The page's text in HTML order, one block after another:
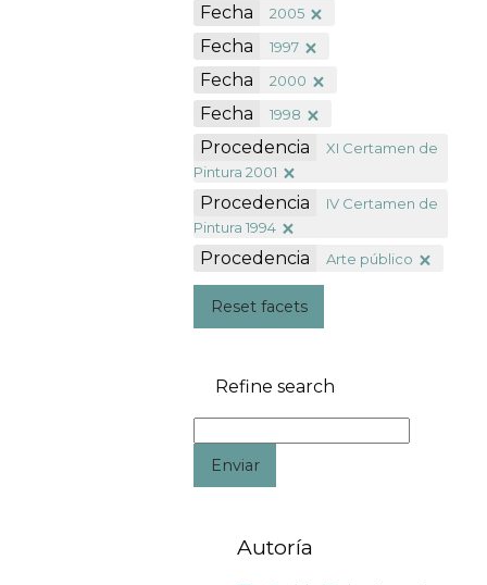
Fecha 2005
Fecha 1997
Fecha 2000
Fecha 1998
Procedencia
XI Certamen de
Pintura 2001
Procedencia
IV Certamen de
Pintura 1994
Procedencia Arte público
Reset facets
Refine search
Enviar
Autoría